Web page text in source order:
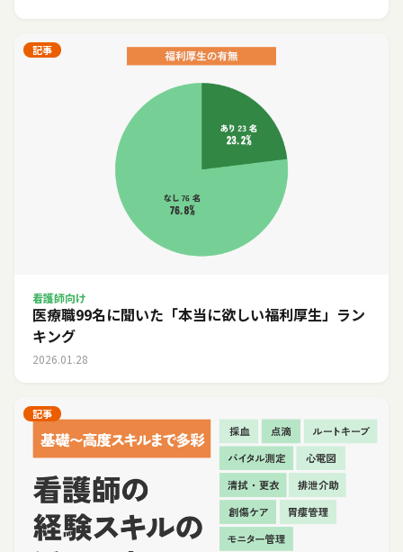
記事
看護師向け
医療職99名に聞いた「本当に欲しい福利厚生」ラン
キング
2026.01.28
記事